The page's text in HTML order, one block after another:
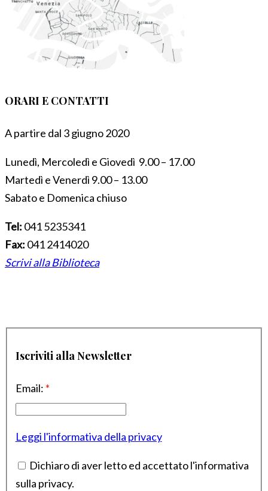
ORARI E CONTATTI
A partire dal 3 giugno 2020
Lunedì, Mercoledì e Giovedì 9.00 – 17.00
Martedì e Venerdì 9.00 – 13.00
Sabato e Domenica chiuso
Tel: 041 5235341
Fax: 041 2414020
Scrivi alla Biblioteca
Iscriviti alla Newsletter
Email: *
Leggi l'informativa della privacy
Dichiaro di aver letto ed accettato l'informativa
sulla privacy.